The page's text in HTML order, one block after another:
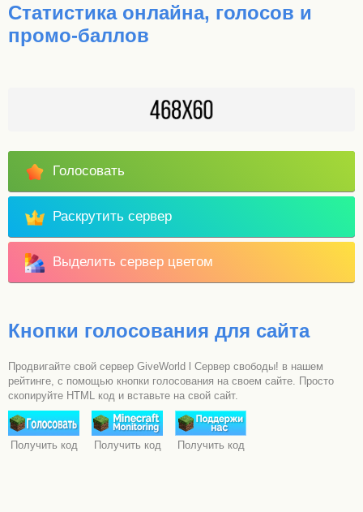
Статистика онлайна, голосов и
промо-баллов
Голосовать
Раскрутить сервер
Выделить сервер цветом
Кнопки голосования для сайта
Продвигайте свой сервер GiveWorld l Сервер свободы! в нашем
рейтинге, с помощью кнопки голосования на своем сайте. Просто
скопируйте HTML код и вставьте на свой сайт.
Получить код Получить код Получить код